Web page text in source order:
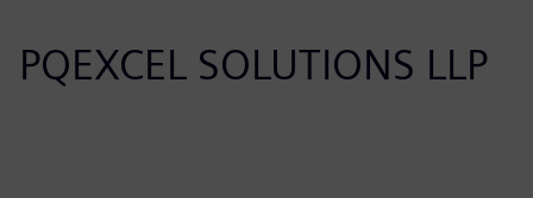
PQEXCEL SOLUTIONS LLP